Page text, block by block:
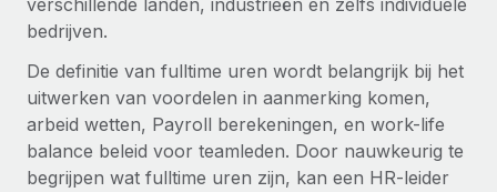
HR naadloos in workflows integreren
Platform
Ingebouwde essentiële HR-functies voor je team
Verbinden
Nieuw
AI-tools koppelen aan Remote met onze MCP
Teams uitbreiden met HR solutions op maat
Enterprise
Global HR voor grote bedrijven
WERK MET ONS SAMEN
Casestudy's
HR-woordenlijst
Checklists en templates
Bibliotheek met functiebeschrijvingen
Español
Italiano
Português (Portugal)
日本語
verschillende landen, industrieën en zelfs individuele
bedrijven.
De definitie van fulltime uren wordt belangrijk bij het
uitwerken van voordelen in aanmerking komen,
arbeid wetten, Payroll berekeningen, en work-life
balance beleid voor teamleden. Door nauwkeurig te
begrijpen wat fulltime uren zijn, kan een HR-leider